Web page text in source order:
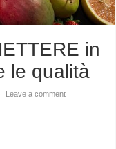
in
le qualità
Leave a comment